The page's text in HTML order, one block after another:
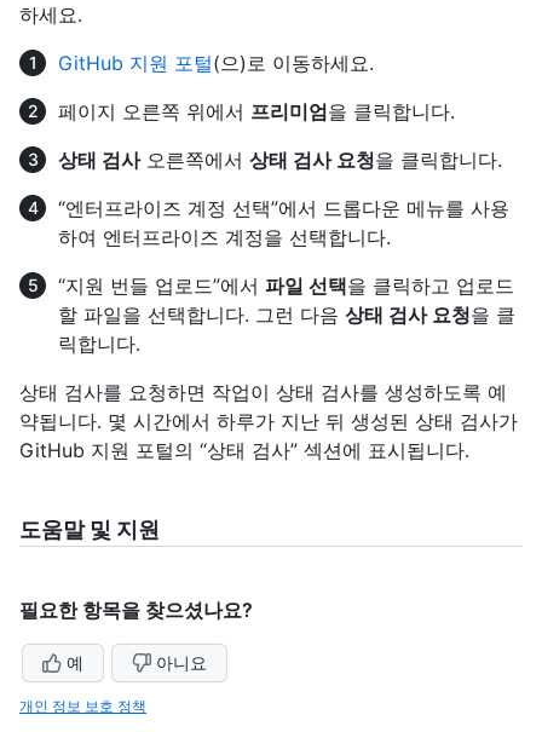
하세요.
GitHub 지원 포털(으)로 이동하세요.
페이지 오른쪽 위에서 프리미엄을 클릭합니다.
상태 검사오른쪽에서 상태 검사 요청을 클릭합니다.
“엔터프라이즈 계정 선택”에서 드롭다운 메뉴를 사용
하여 엔터프라이즈 계정을 선택합니다.
“지원 번들 업로드”에서 파일 선택을 클릭하고 업로드
할 파일을 선택합니다. 그런 다음 상태 검사 요청을 클
릭합니다.
상태 검사를 요청하면 작업이 상태 검사를 생성하도록 예
약됩니다. 몇 시간에서 하루가 지난 뒤 생성된 상태 검사가
GitHub 지원 포털의 “상태 검사” 섹션에 표시됩니다.
도움말 및 지원
필요한 항목을 찾으셨나요?
예 아니요
개인 정보 보호 정책